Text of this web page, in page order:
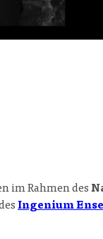
im Rahmen des
Ingenium